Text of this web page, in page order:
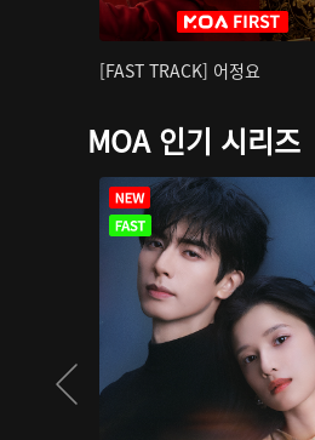
[FAST TRACK] 어정요
MOA 인기 시리즈